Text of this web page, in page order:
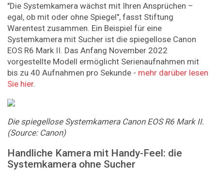
"Die Systemkamera wächst mit Ihren Ansprüchen –
egal, ob mit oder ohne Spiegel", fasst Stiftung
Warentest zusammen. Ein Beispiel für eine
Systemkamera mit Sucher ist die spiegellose Canon
EOS R6 Mark II. Das Anfang November 2022
vorgestellte Modell ermöglicht Serienaufnahmen mit
bis zu 40 Aufnahmen pro Sekunde - mehr darüber lesen
Sie hier.
Die spiegellose Systemkamera Canon EOS R6 Mark II.
(Source: Canon)
Handliche Kamera mit Handy-Feel: die
Systemkamera ohne Sucher